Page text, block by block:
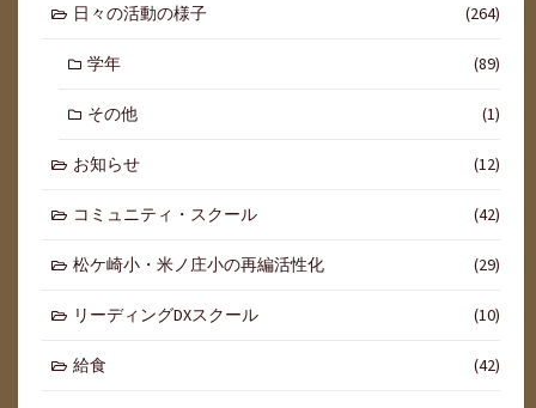
日々の活動の様子 (264)
学年 (89)
その他 (1)
お知らせ (12)
コミュニティ・スクール (42)
松ケ崎小・米ノ庄小の再編活性化 (29)
リーディングDXスクール (10)
給食 (42)